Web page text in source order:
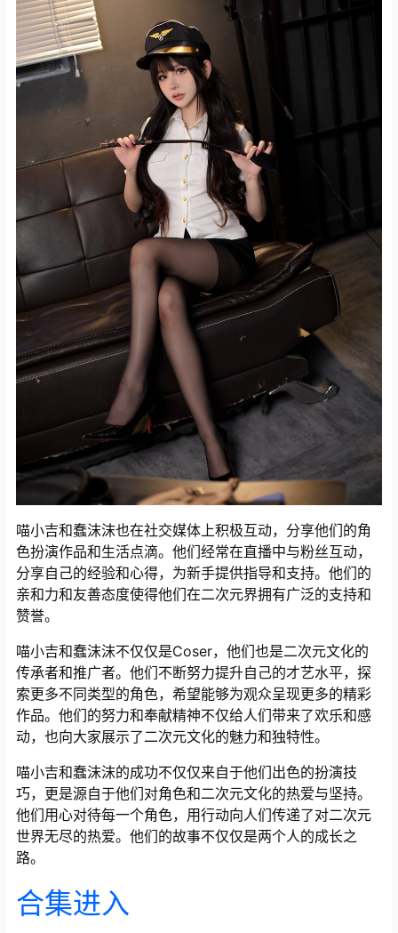
喵小吉和蠢沫沫也在社交媒体上积极互动，分享他们的角
色扮演作品和生活点滴。他们经常在直播中与粉丝互动，
分享自己的经验和心得，为新手提供指导和支持。他们的
亲和力和友善态度使得他们在二次元界拥有广泛的支持和
赞誉。
喵小吉和蠢沫沫不仅仅是Coser，他们也是二次元文化的
传承者和推广者。他们不断努力提升自己的才艺水平，探
索更多不同类型的角色，希望能够为观众呈现更多的精彩
作品。他们的努力和奉献精神不仅给人们带来了欢乐和感
动，也向大家展示了二次元文化的魅力和独特性。
喵小吉和蠢沫沫的成功不仅仅来自于他们出色的扮演技
巧，更是源自于他们对角色和二次元文化的热爱与坚持。
他们用心对待每一个角色，用行动向人们传递了对二次元
世界无尽的热爱。他们的故事不仅仅是两个人的成长之
路。
合集进入